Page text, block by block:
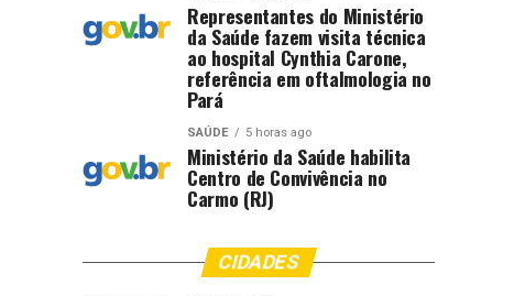
Representantes do Ministério
da Saúde fazem visita técnica
ao hospital Cynthia Carone,
referência em oftalmologia no
Pará
SAÚDE 5 horas ago
Ministério da Saúde habilita
Centro de Convivência no
Carmo (RJ)
CIDADES